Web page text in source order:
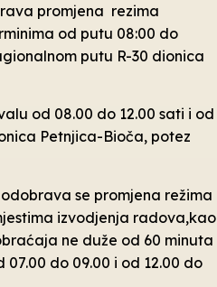
promjena rezima
od putu 08:00 do
putu R-30 dionica
od 08.00 do 12.00 sati i od
Petnjica-Bioča, potez
se promjena režima
izvodjenja radova,kao
ne duže od 60 minuta
do 09.00 i od 12.00 do